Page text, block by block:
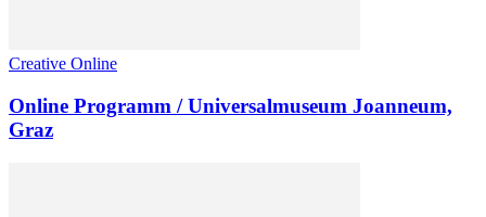
Creative Online
Online Programm / Universalmuseum Joanneum,
Graz